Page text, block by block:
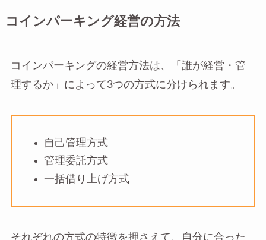
コインパーキング経営の方法
コインパーキングの経営方法は、「誰が経営・管
理するか」によって3つの方式に分けられます。
自己管理方式
管理委託方式
一括借り上げ方式
それぞれの方式の特徴を押さえて、自分に合った